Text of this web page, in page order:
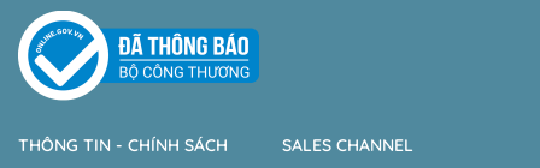
THÔNG TIN - CHÍNH SÁCH
SALES CHANNEL